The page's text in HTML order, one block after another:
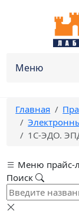
Меню
Главная
1С-ЭДО.
Меню прайс-
Поиск